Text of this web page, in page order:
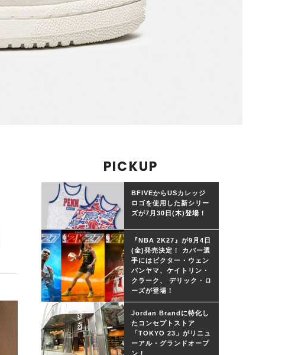
PICKUP
BFIVEからUSカレッジ
ロゴを使用した新シリー
ズが7月30日(木)登場！
『NBA 2K27』が9月4日
(金)発売決定！ カバー選
手にはビクター・ウェン
バンヤマ、ケイトリン・
クラーク、 デリック・ロ
ーズが登場！
Jordan Brandに特化し
たコンセプトストア
「TOKYO 23」がリニュ
ーアル・グランドオープ
ン！